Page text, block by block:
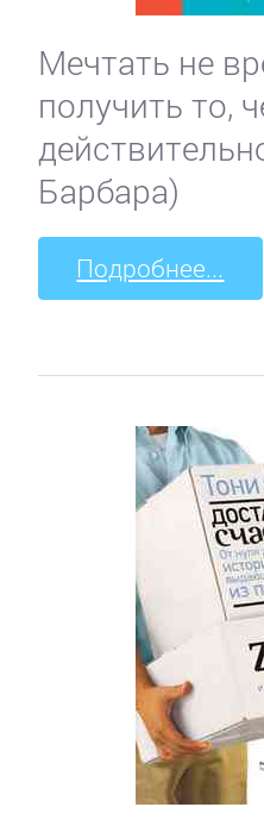
Мечтать не
получить то,
Барбара)
Подробнее...